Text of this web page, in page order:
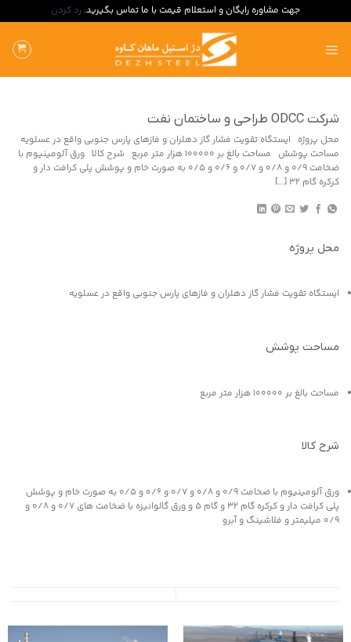
جهت مشاوره رایگان و استعلام قیمت با ما تماس بگیرید. رد کردن
محتوا
بروید
شرکت ODCC طراحی و ساختمان نفت
محل پروژه ایستگاه تقویت فشار گاز دهلران و فازهای پارس جنوبی واقع در عسلویه
مساحت پوشش مساحت بالغ بر 100000 هزار متر مربع شرح کالا ورق آلومینیوم با
ضخامت 0/9 و 0/8 و 0/7 و 0/6 و 0/5 به صورت خام و پوشش پلی کرافت دار و
کرکره گام 32 […]
محل پروژه
ایستگاه تقویت فشار گاز دهلران و فازهای پارس جنوبی واقع در عسلویه
مساحت پوشش
مساحت بالغ بر 100000 هزار متر مربع
شرح کالا
ورق آلومینیوم با ضخامت 0/9 و 0/8 و 0/7 و 0/6 و 0/5 به صورت خام و پوشش
پلی کرافت دار و کرکره گام 32 و گام 5 و ورق گالوانیزه با ضخامت های 0/7 و 0/8 و
0/9 میلیمتر و فلاشینگ و آبرو